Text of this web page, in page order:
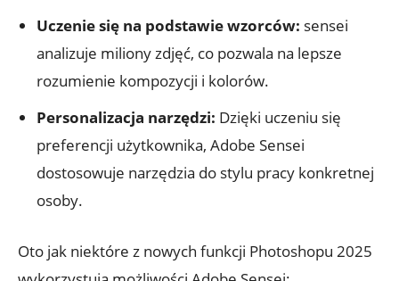
Uczenie się na podstawie wzorców: sensei
analizuje miliony zdjęć, co pozwala na lepsze
rozumienie kompozycji i kolorów.
Personalizacja narzędzi: Dzięki uczeniu się
preferencji użytkownika, Adobe Sensei
dostosowuje narzędzia do stylu pracy konkretnej
osoby.
Oto jak niektóre z nowych funkcji Photoshopu 2025